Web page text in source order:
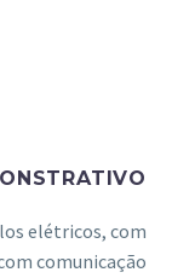
elétricos, com
comunicação